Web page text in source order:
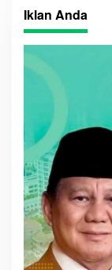
Iklan Anda